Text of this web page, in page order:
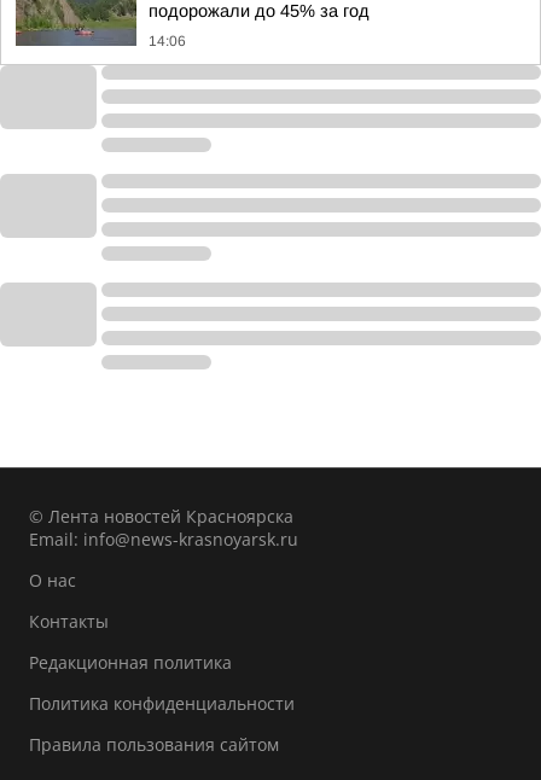
подорожали до 45% за год
14:06
© Лента новостей Красноярска
Email: info@news-krasnoyarsk.ru
О нас
Контакты
Редакционная политика
Политика конфиденциальности
Правила пользования сайтом